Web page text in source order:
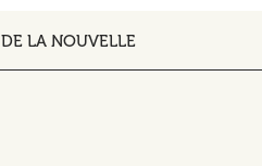
LA NOUVELLE